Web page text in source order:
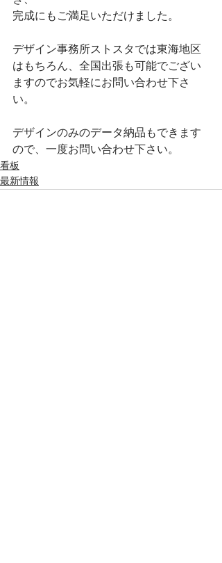
完成にもご満足いただけました。
デザイン事務所ストスタでは東海地区
はもちろん、全国出張も可能でござい
ますのでお気軽にお問い合わせ下さ
い。
デザインのみのデータ納品もできます
ので、一度お問い合わせ下さい。
看板
最新情報